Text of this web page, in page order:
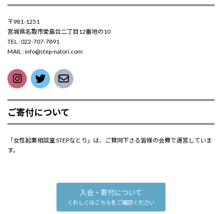
〒981-1251
宮城県名取市愛島台二丁目12番地の10
TEL : 022-707-7891
MAIL : info@step-natori.com
ご寄付について
「女性起業相談室 STEPなとり」は、ご賛同下さる皆様の会費で運営していま
す。
入会・寄付について
くわしくはこちらをご確認ください